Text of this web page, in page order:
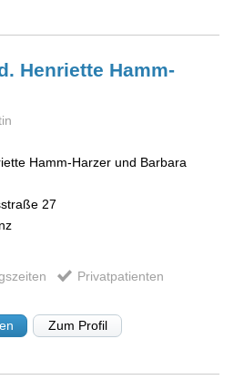
Henriette Hamm-
Hamm-Harzer und Barbara
27
Privatpatienten
Zum Profil